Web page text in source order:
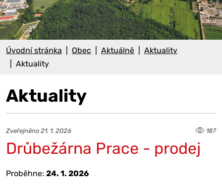
Úvodní stránka Obec Aktuálně
Aktuality
Aktuality
Aktuality
Zveřejněno 21. 1. 2026 187
Drůbežárna Prace - prodej
Proběhne: 24. 1. 2026